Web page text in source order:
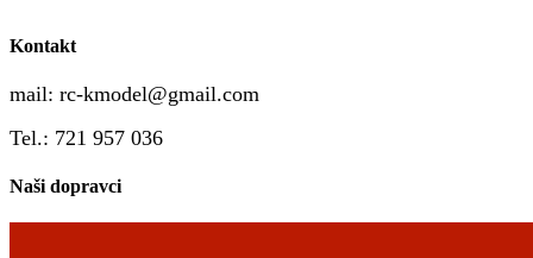
Kontakt
mail: rc-kmodel@gmail.com
Tel.: 721 957 036
Naši dopravci